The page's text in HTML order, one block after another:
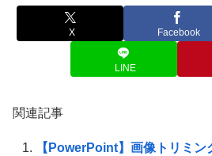
X Facebook
LINE
関連記事
【PowerPoint】画像トリミ